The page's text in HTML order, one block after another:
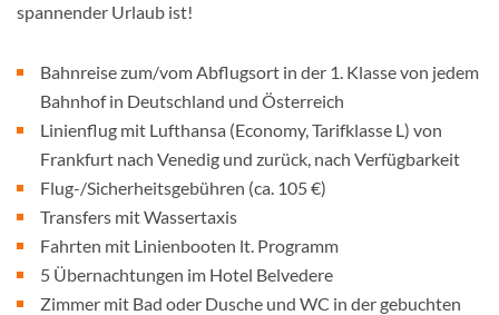
spannender Urlaub ist!
Bahnreise zum/vom Abflugsort in der 1. Klasse von jedem
Bahnhof in Deutschland und Österreich
Linienflug mit Lufthansa (Economy, Tarifklasse L) von
Frankfurt nach Venedig und zurück, nach Verfügbarkeit
Flug-/Sicherheitsgebühren (ca. 105 €)
Transfers mit Wassertaxis
Fahrten mit Linienbooten lt. Programm
5 Übernachtungen im Hotel Belvedere
Zimmer mit Bad oder Dusche und WC in der gebuchten